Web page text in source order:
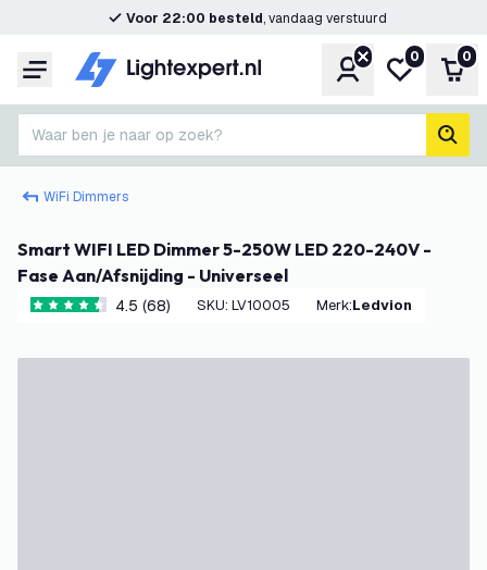
Voor 22:00 besteld, vandaag verstuurd
Menu Account
Mijn
0 0
Waar ben je naar op zoek?
WiFi Dimmers
Smart WIFI LED Dimmer 5-250W LED 220-240V -
Fase Aan/Afsnijding - Universeel
4.5 score sterren
4.5 (68) SKU: LV10005 Merk: Ledvion